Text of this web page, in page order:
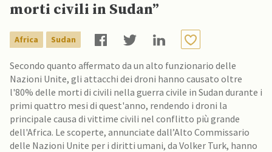
morti civili in Sudan”
Africa Sudan
Secondo quanto affermato da un alto funzionario delle
Nazioni Unite, gli attacchi dei droni hanno causato oltre
l'80% delle morti di civili nella guerra civile in Sudan durante i
primi quattro mesi di quest'anno, rendendo i droni la
principale causa di vittime civili nel conflitto più grande
dell'Africa. Le scoperte, annunciate dall’Alto Commissario
delle Nazioni Unite per i diritti umani, da Volker Turk, hanno